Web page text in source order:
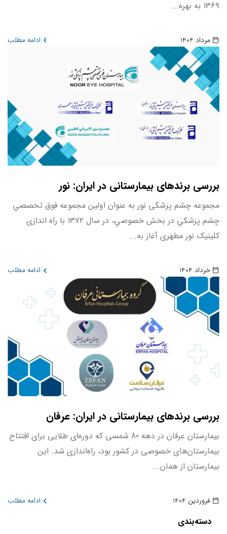
۱۳۶۹ به بهره...
مرداد 1404 ادامه مطلب
بررسی برندهای بیمارستانی در ایران: نور
مجموعه چشم پزشکی نور به عنوان اولين مجموعه فوق تخصصي
چشم پزشكي در بخش خصوصي، در سال ۱۳۷۲ با راه اندازی
کلینیک نور مطهری آغاز به...
خرداد 1404 ادامه مطلب
بررسی برندهای بیمارستانی در ایران: عرفان
بیمارستان عرفان در دهه 80 شمسی که دوره‌ای طلایی برای افتتاح
بیمارستان‌های خصوصی در کشور بود، راه‌اندازی شد. این
بیمارستان از همان...
فروردین 1404 ادامه مطلب
دسته‌بندی